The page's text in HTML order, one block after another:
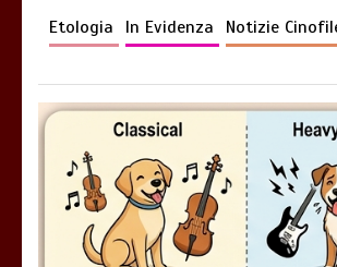
Etologia In Evidenza Notizie